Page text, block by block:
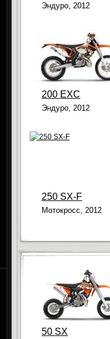
Эндуро, 2012
200 EXC
Эндуро, 2012
250 SX-F
Мотокросс, 2012
50 SX